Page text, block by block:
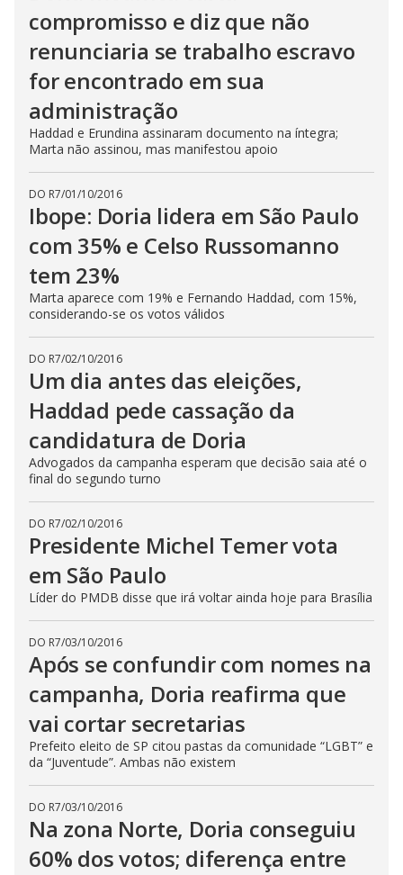
compromisso e diz que não
renunciaria se trabalho escravo
for encontrado em sua
administração
Haddad e Erundina assinaram documento na íntegra;
Marta não assinou, mas manifestou apoio
DO R7/01/10/2016
Ibope: Doria lidera em São Paulo
com 35% e Celso Russomanno
tem 23%
Marta aparece com 19% e Fernando Haddad, com 15%,
considerando-se os votos válidos
DO R7/02/10/2016
Um dia antes das eleições,
Haddad pede cassação da
candidatura de Doria
Advogados da campanha esperam que decisão saia até o
final do segundo turno
DO R7/02/10/2016
Presidente Michel Temer vota
em São Paulo
Líder do PMDB disse que irá voltar ainda hoje para Brasília
DO R7/03/10/2016
Após se confundir com nomes na
campanha, Doria reafirma que
vai cortar secretarias
Prefeito eleito de SP citou pastas da comunidade “LGBT” e
da “Juventude”. Ambas não existem
DO R7/03/10/2016
Na zona Norte, Doria conseguiu
60% dos votos; diferença entre